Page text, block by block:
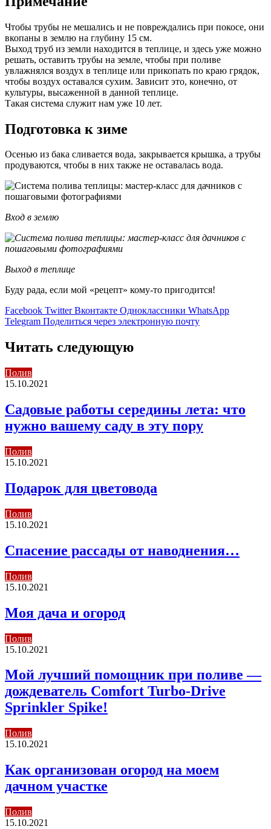
Чтобы трубы не мешались и не повреждались при покосе, они
вкопаны в землю на глубину 15 см.
Выход труб из земли находится в теплице, и здесь уже можно
решать, оставить трубы на земле, чтобы при поливе
увлажнялся воздух в теплице или прикопать по краю грядок,
чтобы воздух оставался сухим. Зависит это, конечно, от
культуры, высаженной в данной теплице.
Такая система служит нам уже 10 лет.
Подготовка к зиме
Осенью из бака сливается вода, закрывается крышка, а трубы
продуваются, чтобы в них также не оставалась вода.
Вход в землю
Выход в теплице
Буду рада, если мой «рецепт» кому-то пригодится!
Facebook Twitter Вконтакте Одноклассники WhatsApp
Telegram Поделиться через электронную почту
Читать следующую
Полив
15.10.2021
Садовые работы середины лета: что
нужно вашему саду в эту пору
Полив
15.10.2021
Подарок для цветовода
Полив
15.10.2021
Спасение рассады от наводнения…
Полив
15.10.2021
Моя дача и огород
Полив
15.10.2021
Мой лучший помощник при поливе —
дождеватель Comfort Turbo-Drive
Sprinkler Spike!
Полив
15.10.2021
Как организован огород на моем
дачном участке
Полив
15.10.2021